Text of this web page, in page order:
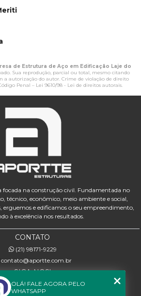
de Estrutura de Aço em Edificação Laje do
Sua reprodução, parcial ou total, mesmo citando
a autorização do autor. Crime de violação de direito
Penal – Lei 9610/98 - Lei de direitos autorais.
focada na construção civil. Fundamentada no
técnico, econômico, meio ambiente e social,
e edificamos o seu empreendimento,
à excelência nos resultados.
CONTATO
(21) 98171-9229
SIGA-NOS!
OLÁ! FALE AGORA PELO
WHATSAPP